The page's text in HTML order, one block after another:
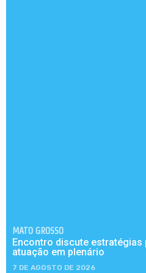
MATO GROSSO
Encontro discute
atuação em plenário
7 DE AGOSTO DE 2026